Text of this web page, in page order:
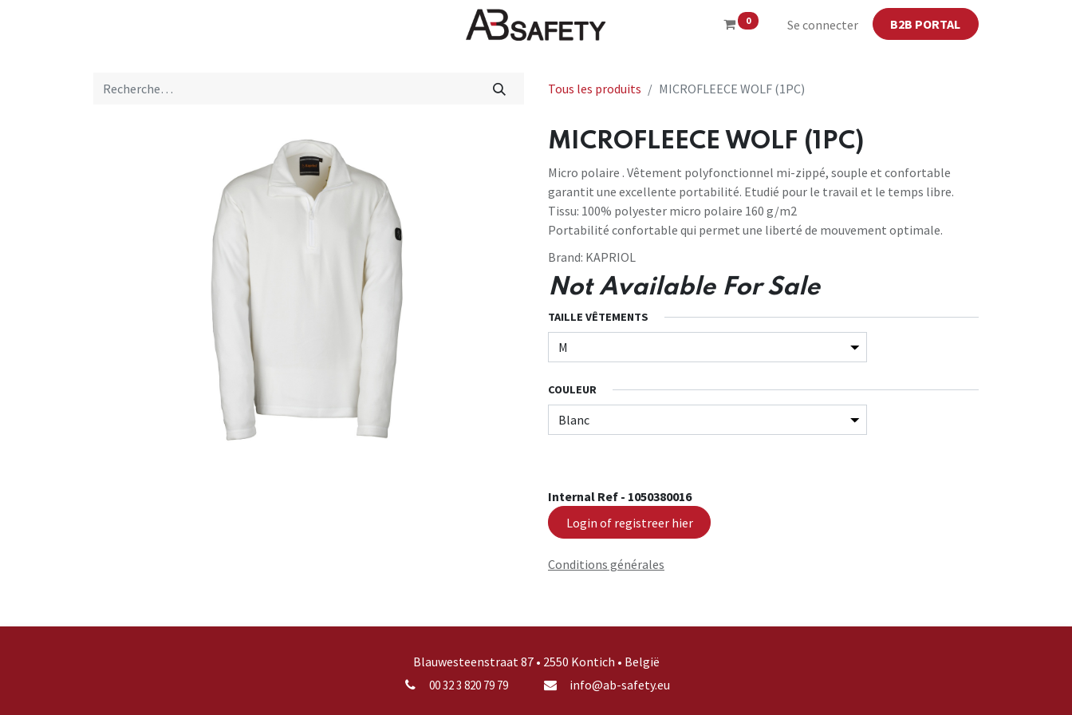
0 Se connecter B2B PORTAL
Boutique CE
Tous les produits MICROFLEECE WOLF (1PC)
MICROFLEECE WOLF (1PC)
Micro polaire . Vêtement polyfonctionnel mi-zippé, souple et confortable
garantit une excellente portabilité. Etudié pour le travail et le temps libre.
Tissu: 100% polyester micro polaire 160 g/m2
Portabilité confortable qui permet une liberté de mouvement optimale.
Brand: KAPRIOL
Not Available For Sale
TAILLE VÊTEMENTS
COULEUR
Internal Ref - 1050380016
Login of registreer hier
Conditions générales
Blauwesteenstraat 87 • 2550 Kontich • België
00 32 3 820 79 79 info@ab-safety.eu